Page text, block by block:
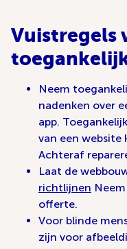
Vuistregels
Neem
nadenken over
app.
van een website
Achteraf
Laat de
richtlijnen
offerte.
Voor blinde
zijn voor